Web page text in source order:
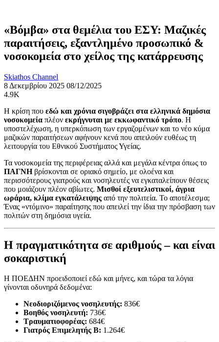
«Βόμβα» στα θεμέλια του ΕΣΥ: Μαζικές
παραιτήσεις, εξαντλημένο προσωπικό &
νοσοκομεία στο χείλος της κατάρρευσης
Skiathos Channel
8 Δεκεμβρίου 2025 08/12/2025
4.9K
Η κρίση που εδώ και χρόνια σιγοβράζει στα ελληνικά δημόσια
νοσοκομεία πλέον εκρήγνυται με εκκωφαντικό τρόπο. Η
υποστελέχωση, η υπερκόπωση των εργαζομένων και το νέο κύμα
μαζικών παραιτήσεων αφήνουν κενά που απειλούν ευθέως τη
λειτουργία του Εθνικού Συστήματος Υγείας.
Τα νοσοκομεία της περιφέρειας αλλά και μεγάλα κέντρα όπως το
ΠΑΓΝΗβρίσκονται σε οριακό σημείο, με ολοένα και
περισσότερους γιατρούς και νοσηλευτές να εγκαταλείπουν θέσεις
που μοιάζουν πλέον αβίωτες. Μισθοί εξευτελιστικοί, άγρια
ωράρια, κλίμα εγκατάλειψης από την πολιτεία. Το αποτέλεσμα;
Ένας «ντόμινο» παραίτησης που απειλεί την ίδια την πρόσβαση των
πολιτών στη δημόσια υγεία.
Η πραγματικότητα σε αριθμούς – και είναι
σοκαριστική
Η ΠΟΕΔΗΝ προειδοποιεί εδώ και μήνες, και τώρα τα λόγια
γίνονται οδυνηρά δεδομένα:
Νεοδιοριζόμενος νοσηλευτής: 836€
Βοηθός νοσηλευτή: 736€
Τραυματιοφορέας: 684€
Γιατρός Επιμελητής Β: 1.264€